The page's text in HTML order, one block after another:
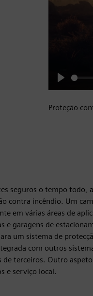
Play
Proteção
seguros o tempo todo, a
contra incêndio. Um
em várias áreas de
e garagens de
um sistema de
com outros
de terceiros. Outro
e serviço local.